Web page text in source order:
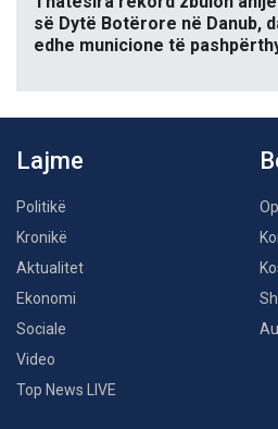
së Dytë Botërore në Danub,
edhe municione të
Lajme
Politikë
Kronikë
Aktualitet
Ekonomi
Sociale
Video
Top News LIVE